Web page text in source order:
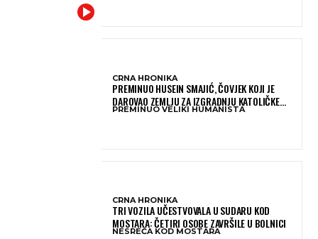
CRNA HRONIKA
PREMINUO HUSEIN SMAJIĆ, ČOVJEK KOJI JE
DAROVAO ZEMLJU ZA IZGRADNJU KATOLIČKE
CRKVE U BUGOJNU
PREMINUO VELIKI HUMANISTA
CRNA HRONIKA
TRI VOZILA UČESTVOVALA U SUDARU KOD
MOSTARA: ČETIRI OSOBE ZAVRŠILE U BOLNICI
NESREĆA KOD MOSTARA